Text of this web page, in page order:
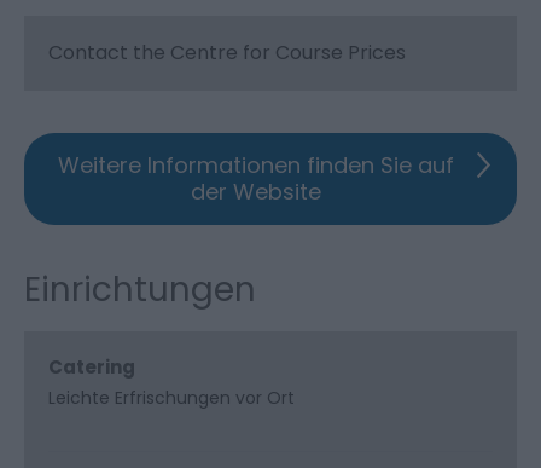
Contact the Centre for Course Prices
Weitere Informationen finden Sie auf
der Website
Einrichtungen
Catering
Leichte Erfrischungen vor Ort